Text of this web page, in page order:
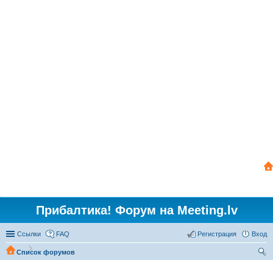
Прибалтика! Форум на Meeting.lv
Ссылки FAQ Вход
Регистрация
Список форумов